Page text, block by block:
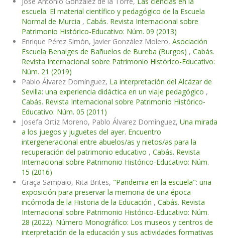
escuela. El material científico y pedagógico de la Escuela
Normal de Murcia , Cabás. Revista Internacional sobre
Patrimonio Histórico-Educativo: Núm. 09 (2013)
Enrique Pérez Simón, Javier González Molero, Asociación
Escuela Benaiges de Bañuelos de Bureba (Burgos) , Cabás.
Revista Internacional sobre Patrimonio Histórico-Educativo:
Núm. 21 (2019)
Pablo Álvarez Domínguez, La interpretación del Alcázar de
Sevilla: una experiencia didáctica en un viaje pedagógico ,
Cabás. Revista Internacional sobre Patrimonio Histórico-
Educativo: Núm. 05 (2011)
Josefa Ortiz Moreno, Pablo Álvarez Domínguez, Una mirada
a los juegos y juguetes del ayer. Encuentro
intergeneracional entre abuelos/as y nietos/as para la
recuperación del patrimonio educativo , Cabás. Revista
Internacional sobre Patrimonio Histórico-Educativo: Núm.
15 (2016)
Graça Sampaio, Rita Brites, "Pandemia en la escuela": una
exposición para preservar la memoria de una época
incómoda de la Historia de la Educación , Cabás. Revista
Internacional sobre Patrimonio Histórico-Educativo: Núm.
28 (2022): Número Monográfico: Los museos y centros de
interpretación de la educación y sus actividades formativas